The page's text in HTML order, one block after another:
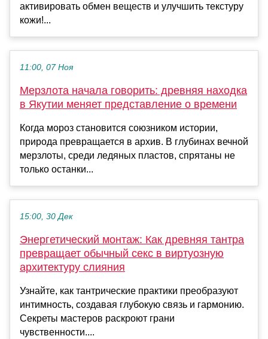
активировать обмен веществ и улучшить текстуру
кожи!...
11:00, 07 Ноя
Мерзлота начала говорить: древняя находка
в Якутии меняет представление о времени
Когда мороз становится союзником истории,
природа превращается в архив. В глубинах вечной
мерзлоты, среди ледяных пластов, спрятаны не
только останки...
15:00, 30 Дек
Энергетический монтаж: Как древняя тантра
превращает обычный секс в виртуозную
архитектуру слияния
Узнайте, как тантрические практики преобразуют
интимность, создавая глубокую связь и гармонию.
Секреты мастеров раскроют грани
чувственности....